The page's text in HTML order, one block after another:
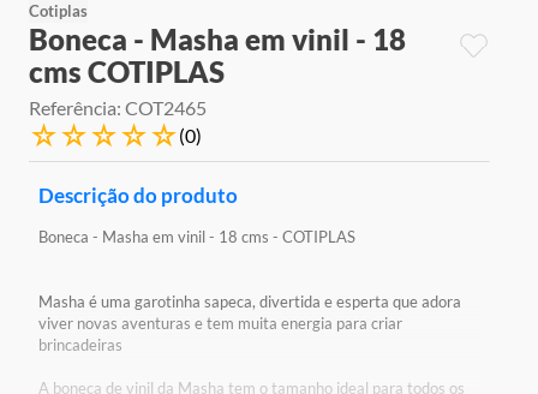
Cotiplas
Boneca - Masha em vinil - 18
cms COTIPLAS
Referência: COT2465
☆☆☆☆☆(0)
Descrição do produto
Boneca - Masha em vinil - 18 cms - COTIPLAS
Masha é uma garotinha sapeca, divertida e esperta que adora
viver novas aventuras e tem muita energia para criar
brincadeiras
A boneca de vinil da Masha tem o tamanho ideal para todos os